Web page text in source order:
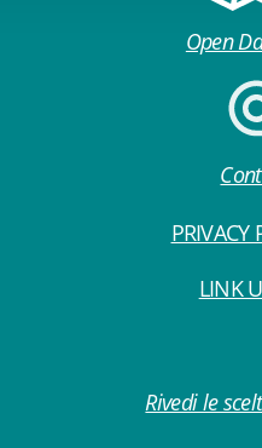
Open
PRIVACY
LINK
Rivedi le